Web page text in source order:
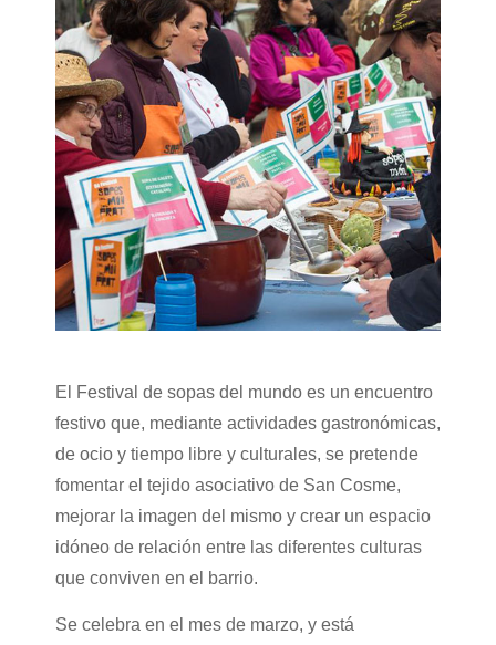
El Festival de sopas del mundo es un encuentro
festivo que, mediante actividades gastronómicas,
de ocio y tiempo libre y culturales, se pretende
fomentar el tejido asociativo de San Cosme,
mejorar la imagen del mismo y crear un espacio
idóneo de relación entre las diferentes culturas
que conviven en el barrio.
Se celebra en el mes de marzo, y está